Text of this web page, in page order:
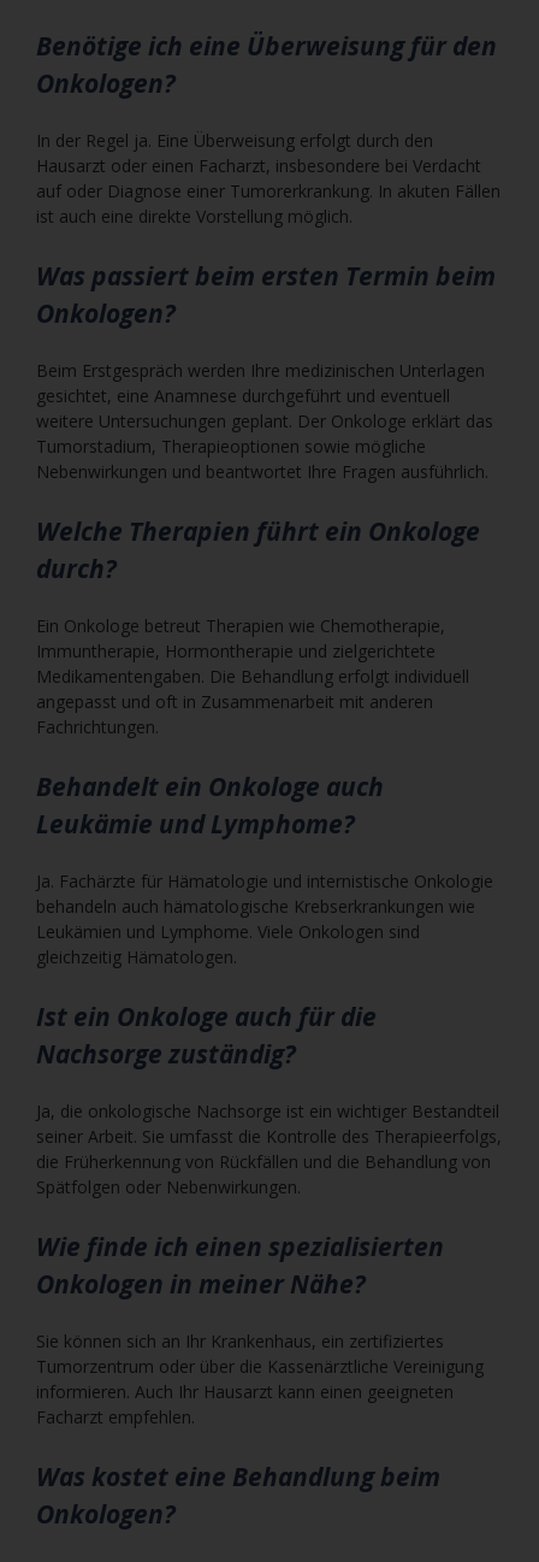
Benötige ich eine Überweisung für den
Onkologen?
In der Regel ja. Eine Überweisung erfolgt durch den
Hausarzt oder einen Facharzt, insbesondere bei Verdacht
auf oder Diagnose einer Tumorerkrankung. In akuten Fällen
ist auch eine direkte Vorstellung möglich.
Was passiert beim ersten Termin beim
Onkologen?
Beim Erstgespräch werden Ihre medizinischen Unterlagen
gesichtet, eine Anamnese durchgeführt und eventuell
weitere Untersuchungen geplant. Der Onkologe erklärt das
Tumorstadium, Therapieoptionen sowie mögliche
Nebenwirkungen und beantwortet Ihre Fragen ausführlich.
Welche Therapien führt ein Onkologe
durch?
Ein Onkologe betreut Therapien wie Chemotherapie,
Immuntherapie, Hormontherapie und zielgerichtete
Medikamentengaben. Die Behandlung erfolgt individuell
angepasst und oft in Zusammenarbeit mit anderen
Fachrichtungen.
Behandelt ein Onkologe auch
Leukämie und Lymphome?
Ja. Fachärzte für Hämatologie und internistische Onkologie
behandeln auch hämatologische Krebserkrankungen wie
Leukämien und Lymphome. Viele Onkologen sind
gleichzeitig Hämatologen.
Ist ein Onkologe auch für die
Nachsorge zuständig?
Ja, die onkologische Nachsorge ist ein wichtiger Bestandteil
seiner Arbeit. Sie umfasst die Kontrolle des Therapieerfolgs,
die Früherkennung von Rückfällen und die Behandlung von
Spätfolgen oder Nebenwirkungen.
Wie finde ich einen spezialisierten
Onkologen in meiner Nähe?
Sie können sich an Ihr Krankenhaus, ein zertifiziertes
Tumorzentrum oder über die Kassenärztliche Vereinigung
informieren. Auch Ihr Hausarzt kann einen geeigneten
Facharzt empfehlen.
Was kostet eine Behandlung beim
Onkologen?